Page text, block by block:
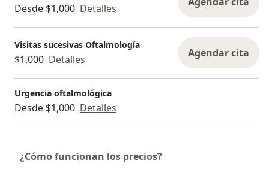
Desde $1,000 Detalles
Visitas sucesivas Oftalmología
$1,000 Detalles Agendar cita
Urgencia oftalmológica
Desde $1,000 Detalles
¿Cómo funcionan los precios?